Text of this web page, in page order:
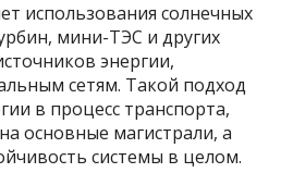
использования солнечных
мини-ТЭС и других
энергии,
сетям. Такой подход
в процесс транспорта,
основные магистрали, а
системы в целом.